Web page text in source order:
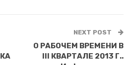
NEXT POST
О РАБОЧЕМ ВРЕМЕНИ В
III КВАРТАЛЕ 2013 Г..